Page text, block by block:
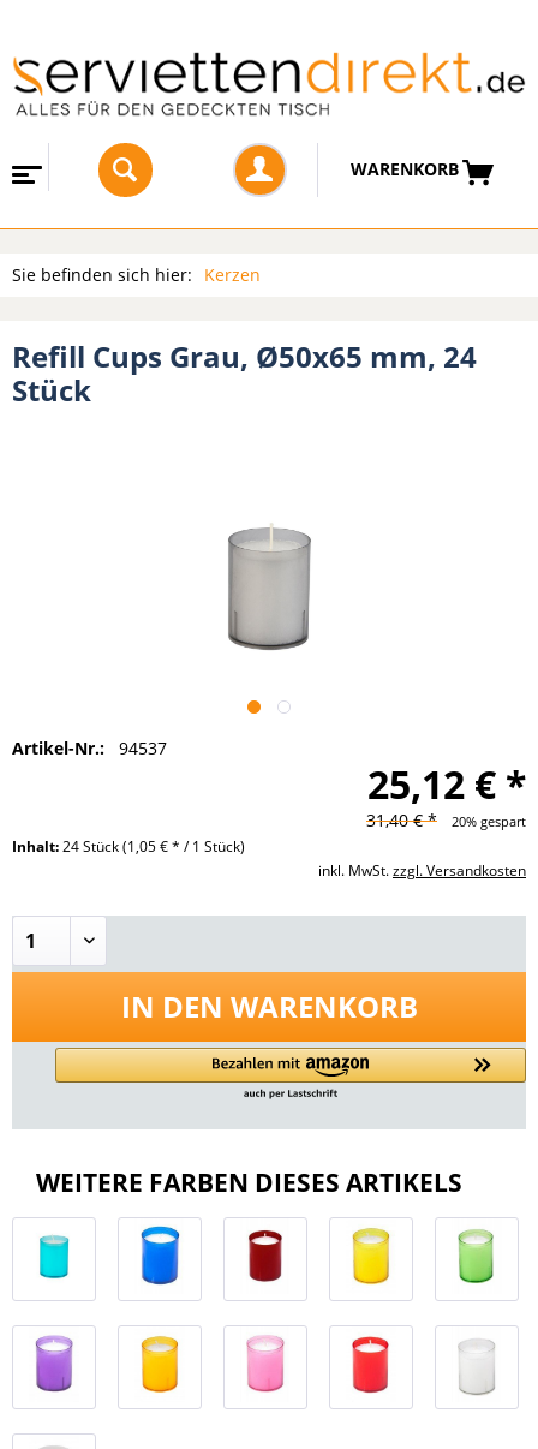
WARENKORB
Sie befinden sich hier: Kerzen
Refill Cups Grau, Ø50x65 mm, 24
Stück
Artikel-Nr.: 94537
25,12 € *
31,40 € * 20% gespart
Inhalt:24 Stück(1,05 € * / 1 Stück)
inkl. MwSt.zzgl. Versandkosten
IN DEN WARENKORB
WEITERE FARBEN DIESES ARTIKELS